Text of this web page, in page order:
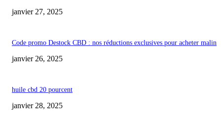
janvier 27, 2025
Code promo Destock CBD : nos réductions exclusives pour acheter malin
janvier 26, 2025
huile cbd 20 pourcent
janvier 28, 2025